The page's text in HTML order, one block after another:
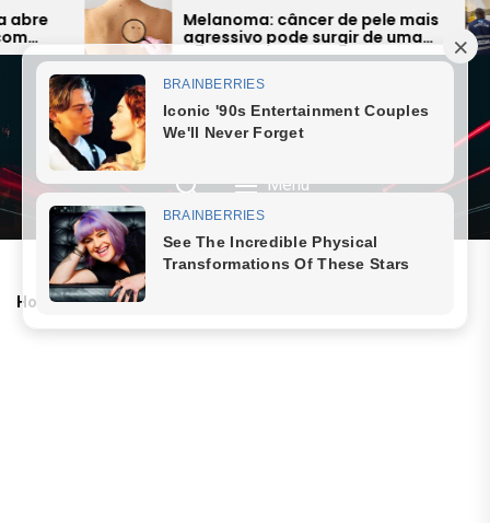
Skip
to
content
Melanoma: câncer de pele mais
agressivo pode surgir de uma
simples pinta e preocupa
especialistas
dos
JORNAL SAQUAREMA
Menu
Home flip